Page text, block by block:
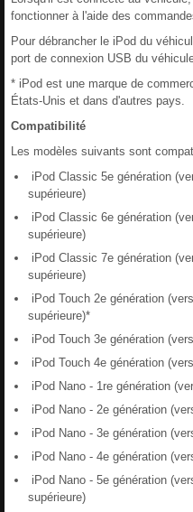
fonctionner à l'aide des
Pour débrancher le iPod du
port de connexion USB du
* iPod est une marque de
États-Unis et dans d'autres pays.
Compatibilité
Les modèles suivants sont
iPod Classic 5e génération
supérieure)
iPod Classic 6e génération
supérieure)
iPod Classic 7e génération
supérieure)
iPod Touch 2e génération
supérieure)*
iPod Touch 3e génération
iPod Touch 4e génération
iPod Nano - 1re génération
iPod Nano - 2e génération
iPod Nano - 3e génération
iPod Nano - 4e génération
iPod Nano - 5e génération
supérieure)